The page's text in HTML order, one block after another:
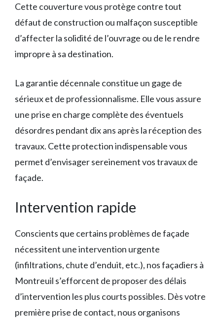
Cette couverture vous protège contre tout
défaut de construction ou malfaçon susceptible
d’affecter la solidité de l’ouvrage ou de le rendre
impropre à sa destination.
La garantie décennale constitue un gage de
sérieux et de professionnalisme. Elle vous assure
une prise en charge complète des éventuels
désordres pendant dix ans après la réception des
travaux. Cette protection indispensable vous
permet d’envisager sereinement vos travaux de
façade.
Intervention rapide
Conscients que certains problèmes de façade
nécessitent une intervention urgente
(infiltrations, chute d’enduit, etc.), nos façadiers à
Montreuil s’efforcent de proposer des délais
d’intervention les plus courts possibles. Dès votre
première prise de contact, nous organisons